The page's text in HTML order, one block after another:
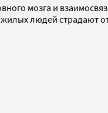
мозга и
людей страдают